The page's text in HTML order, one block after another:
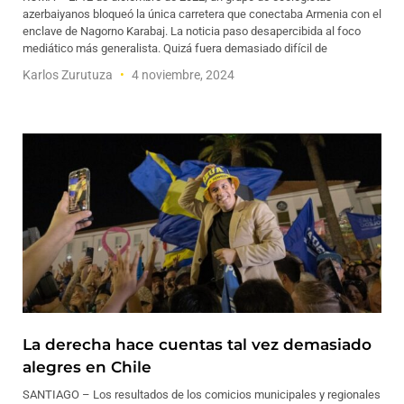
azerbaiyanos bloqueó la única carretera que conectaba Armenia con el
enclave de Nagorno Karabaj. La noticia paso desapercibida al foco
mediático más generalista. Quizá fuera demasiado difícil de
Karlos Zurutuza 4 noviembre, 2024
La derecha hace cuentas tal vez demasiado
alegres en Chile
SANTIAGO – Los resultados de los comicios municipales y regionales